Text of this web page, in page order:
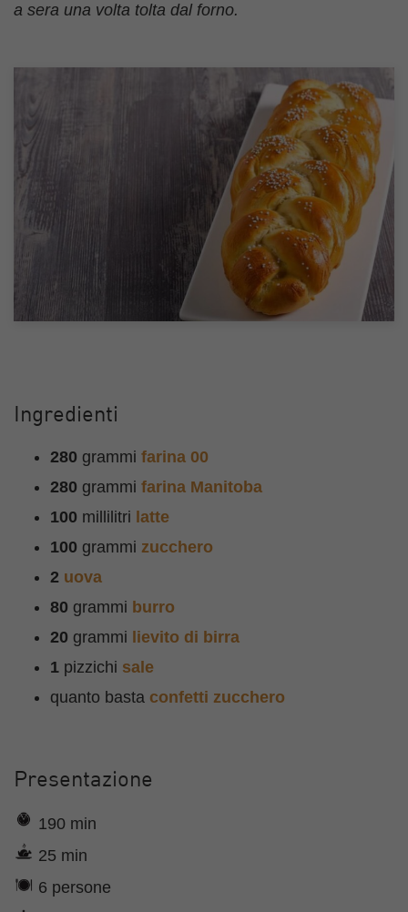
a sera una volta tolta dal forno.
Ingredienti
280 grammi farina 00
280 grammi farina Manitoba
100 millilitri latte
100 grammi zucchero
2 uova
80 grammi burro
20 grammi lievito di birra
1 pizzichi sale
quanto basta confetti zucchero
Presentazione
190 min
25 min
6 persone